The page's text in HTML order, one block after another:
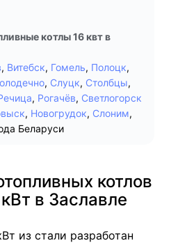
котлы 16 квт в
, Витебск, Гомель, Полоцк,
, Слуцк, Столбцы,
, Рогачёв, Светлогорск
, Новогрудок, Слоним,
Беларуси
котлов
в Заславле
из стали разработан